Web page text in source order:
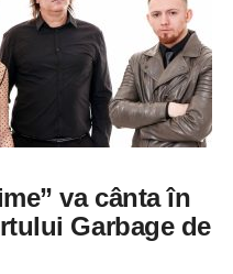
va cânta în
Garbage de